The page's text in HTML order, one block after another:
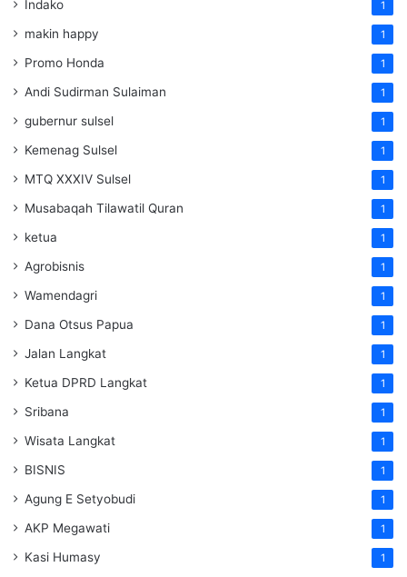
Indako 1
makin happy 1
Promo Honda 1
Andi Sudirman Sulaiman 1
gubernur sulsel 1
Kemenag Sulsel 1
MTQ XXXIV Sulsel 1
Musabaqah Tilawatil Quran 1
ketua 1
Agrobisnis 1
Wamendagri 1
Dana Otsus Papua 1
Jalan Langkat 1
Ketua DPRD Langkat 1
Sribana 1
Wisata Langkat 1
BISNIS 1
Agung E Setyobudi 1
AKP Megawati 1
Kasi Humasy 1